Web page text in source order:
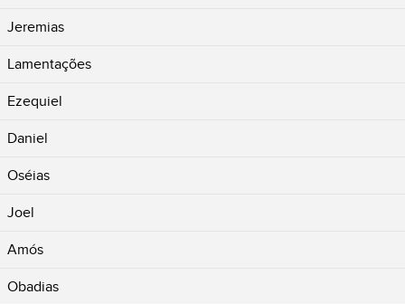
Jeremias
Lamentações
Ezequiel
Daniel
Oséias
Joel
Amós
Obadias